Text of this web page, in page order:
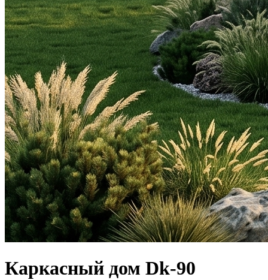
Каркасный дом Dk-90